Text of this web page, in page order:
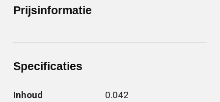
Prijsinformatie
Specificaties
Inhoud 0.042